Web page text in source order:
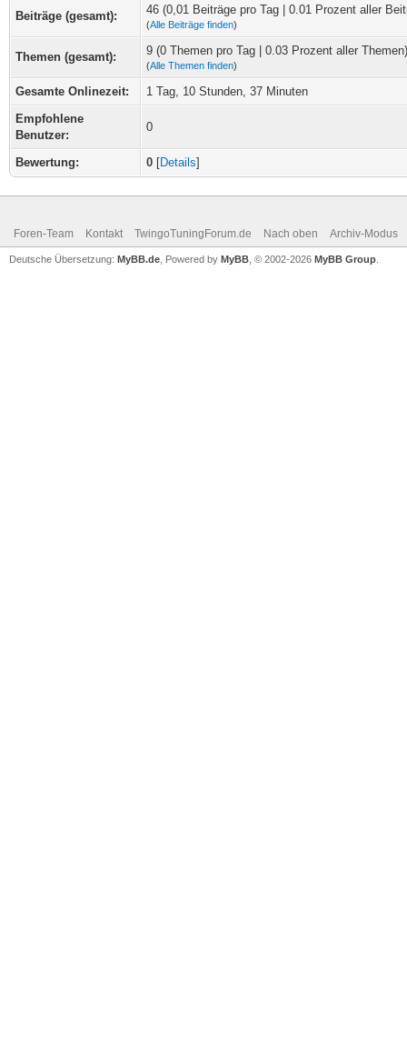
Beiträge (gesamt): 46 (0,01 Beiträge pro Tag | 0.01 Prozent aller
(Alle Beiträge finden)
Themen (gesamt): 9 (0 Themen pro Tag | 0.03 Prozent aller Themen)
(Alle Themen finden)
Gesamte Onlinezeit:
1 Tag, 10 Stunden, 37 Minuten
Empfohlene
Benutzer:
0
Bewertung: 0 [Details]
Foren-Team Kontakt TwingoTuningForum.de Nach oben Archiv-Modus
Deutsche Übersetzung: MyBB.de , Powered by MyBB , © 2002-2026 MyBB Group